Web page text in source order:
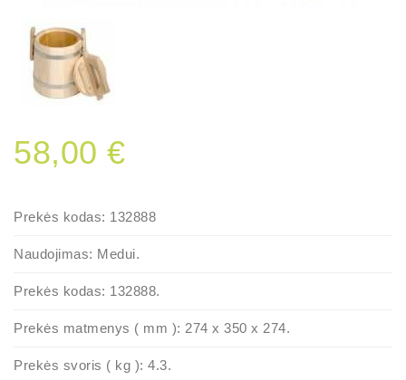
58,00 €
Prekės kodas: 132888
Naudojimas: Medui.
Prekės kodas: 132888.
Prekės matmenys ( mm ): 274 x 350 x 274.
Prekės svoris ( kg ): 4.3.